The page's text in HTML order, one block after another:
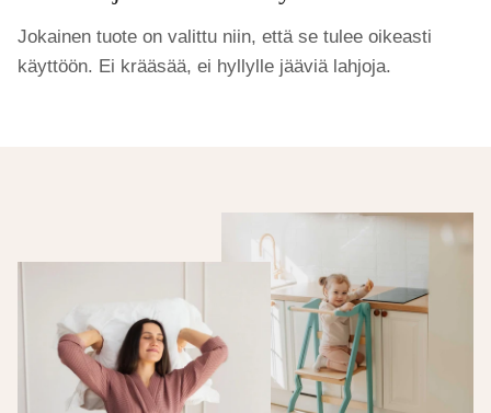
Jokainen tuote on valittu niin, että se tulee oikeasti
käyttöön. Ei krääsää, ei hyllylle jääviä lahjoja.